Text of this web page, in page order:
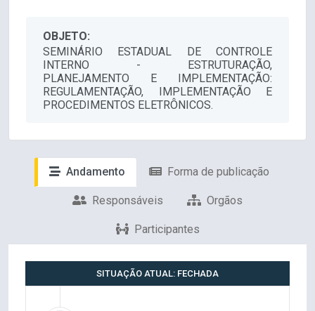
OBJETO:
SEMINÁRIO ESTADUAL DE CONTROLE
INTERNO - ESTRUTURAÇÃO,
PLANEJAMENTO E IMPLEMENTAÇÃO:
REGULAMENTAÇÃO, IMPLEMENTAÇÃO E
PROCEDIMENTOS ELETRÔNICOS.
Andamento Forma de publicação
Responsáveis Orgãos
Participantes
SITUAÇÃO ATUAL: FECHADA